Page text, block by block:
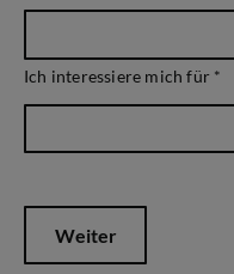
Ich interessiere mich für *
Weiter